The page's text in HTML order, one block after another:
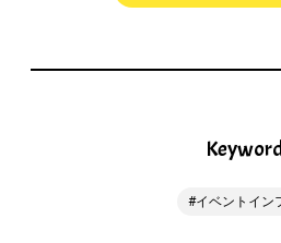
イベントイン